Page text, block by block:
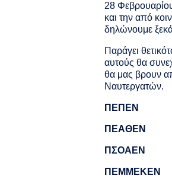
28
και την από
δηλώνουμε
Παράγει
αυτούς θα
θα μας βρουν
Ναυτεργατών.
ΠΕΠΕΝ
ΠΕΑΘΕΝ
ΠΣΟΑΕΝ
ΠΕΜΜΕΚΕΝ